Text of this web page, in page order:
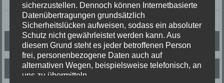
Beitragsnavigation
21. Elzacher Notfalltag am 24.05.2025
Hafenfest 2026
sicherzustellen. Dennoch können Internetbasierte
Datenübertragungen grundsätzlich
Sicherheitslücken aufweisen, sodass ein absoluter
Schutz nicht gewährleistet werden kann. Aus
diesem Grund steht es jeder betroffenen Person
frei, personenbezogene Daten auch auf
alternativen Wegen, beispielsweise telefonisch, an
uns zu übermitteln.